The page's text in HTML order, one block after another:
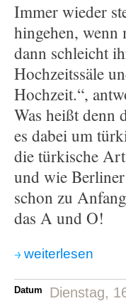
Immer wieder
hingehen, wenn
dann schleicht
Hochzeitssäle
Hochzeit.“,
Was heißt denn
es dabei um
die türkische
und wie
schon zu
das A und O!
weiterlesen
Datum Dienstag,